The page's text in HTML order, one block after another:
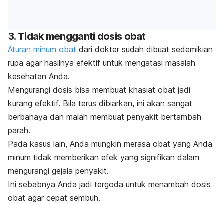
3. Tidak mengganti dosis obat
Aturan minum obat dari dokter sudah dibuat sedemikian
rupa agar hasilnya efektif untuk mengatasi masalah
kesehatan Anda.
Mengurangi dosis bisa membuat khasiat obat jadi
kurang efektif. Bila terus dibiarkan, ini akan sangat
berbahaya dan malah membuat penyakit bertambah
parah.
Pada kasus lain, Anda mungkin merasa obat yang Anda
minum tidak memberikan efek yang signifikan dalam
mengurangi gejala penyakit.
Ini sebabnya Anda jadi tergoda untuk menambah dosis
obat agar cepat sembuh.